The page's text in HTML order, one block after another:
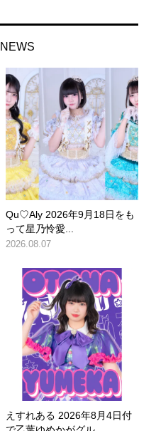
Qu♡Aly 2026年9月18日をも
って星乃怜愛...
2026.08.07
えすれある 2026年8月4日付